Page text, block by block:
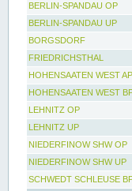
BERLIN-SPANDAU OP
BERLIN-SPANDAU UP
BORGSDORF
FRIEDRICHSTHAL
HOHENSAATEN WEST AP
HOHENSAATEN WEST
LEHNITZ OP
LEHNITZ UP
NIEDERFINOW SHW OP
NIEDERFINOW SHW UP
SCHWEDT SCHLEUSE